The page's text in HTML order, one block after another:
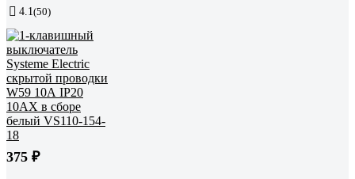
4.1 (50)
375 ₽